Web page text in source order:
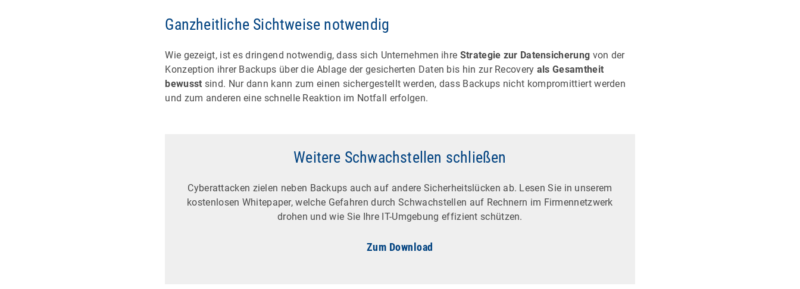
Ganzheitliche Sichtweise notwendig
Wie gezeigt, ist es dringend notwendig, dass sich Unternehmen ihre Strategie zur Datensicherung von der
Konzeption ihrer Backups über die Ablage der gesicherten Daten bis hin zur Recovery als Gesamtheit
bewusst sind. Nur dann kann zum einen sichergestellt werden, dass Backups nicht kompromittiert werden
und zum anderen eine schnelle Reaktion im Notfall erfolgen.
Weitere Schwachstellen schließen
Cyberattacken zielen neben Backups auch auf andere Sicherheitslücken ab. Lesen Sie in unserem
kostenlosen Whitepaper, welche Gefahren durch Schwachstellen auf Rechnern im Firmennetzwerk
drohen und wie Sie Ihre IT-Umgebung effizient schützen.
Zum Download